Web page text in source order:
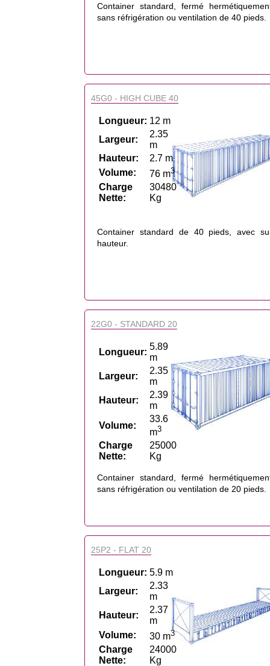
Container standard, fermé
sans réfrigération ou ventilation de 40 pieds.
45G0 - HIGH CUBE 40
Longueur: 12 m
Largeur:
2.35
m
Hauteur:
2.7 m
Volume:
76 m3
Charge
Nette:
30480
Kg
Container standard de 40 pieds, avec
hauteur.
22G0 - STANDARD 20
Longueur:
5.89
m
Largeur:
2.35
m
Hauteur:
2.39
m
Volume:
33.6
m3
Charge
Nette:
25000
Kg
Container standard, fermé
sans réfrigération ou ventilation de 20 pieds.
25P2 - FLAT 20
Longueur: 5.9 m
Largeur:
2.33
m
Hauteur:
2.37
m
Volume:
30 m3
Charge
Nette:
24000
Kg